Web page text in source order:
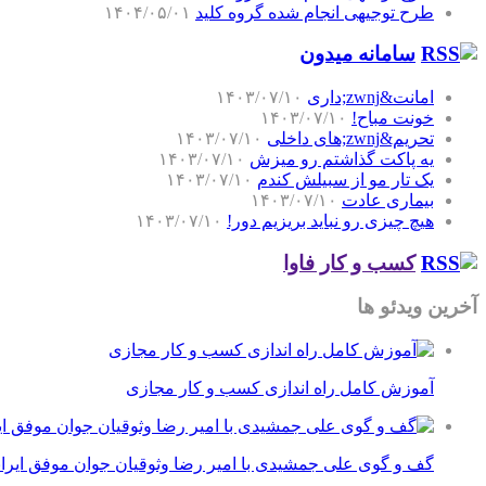
طرح توجیهی انجام شده گروه کلید ۱۴۰۴/۰۵/۰۱
سامانه میدون
امانت&zwnj;داری
۱۴۰۳/۰۷/۱۰
خونت مباح! ۱۴۰۳/۰۷/۱۰
تحریم&zwnj;های داخلی
۱۴۰۳/۰۷/۱۰
یه پاکت گذاشتم رو میزش ۱۴۰۳/۰۷/۱۰
یک تار مو از سبیلش کندم ۱۴۰۳/۰۷/۱۰
بیماری عادت ۱۴۰۳/۰۷/۱۰
هیچ چیزی رو نباید بریزیم دور! ۱۴۰۳/۰۷/۱۰
کسب و کار فاوا
آخرین ویدئو ها
آموزش کامل راه اندازی کسب و کار مجازی
گف و گوی علی جمشیدی با امیر رضا وثوقیان جوان موفق